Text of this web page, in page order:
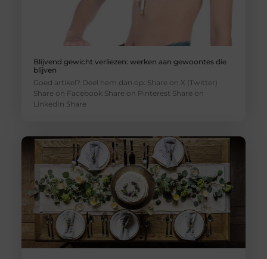
Blijvend gewicht verliezen: werken aan gewoontes die
blijven
Goed artikel? Deel hem dan op: Share on X (Twitter)
Share on Facebook Share on Pinterest Share on
LinkedIn Share